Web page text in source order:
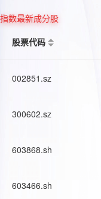
指数最新成分股
股票代码
002851.sz
300602.sz
603868.sh
603466.sh